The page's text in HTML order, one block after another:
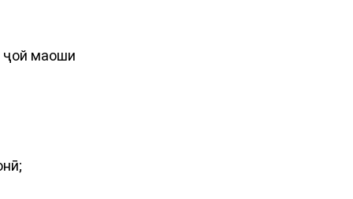
ҷой маоши